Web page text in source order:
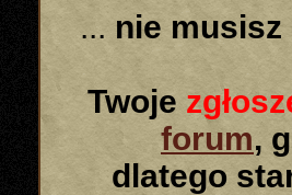
... nie musisz
Twoje
forum,
dlatego